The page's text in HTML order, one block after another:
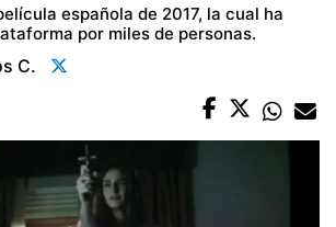
española de 2017, la cual ha
por miles de personas.
C.